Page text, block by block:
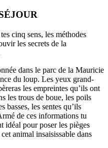
cinq sens, les méthodes
les secrets de la
dans le parc de la Mauricie
du loup. Les yeux grand-
les empreintes qu’ils ont
les trous de boue, les poils
basses, les sentes qu’ils
de ces informations tu
idéal pour poser les pièges
animal insaisissable dans